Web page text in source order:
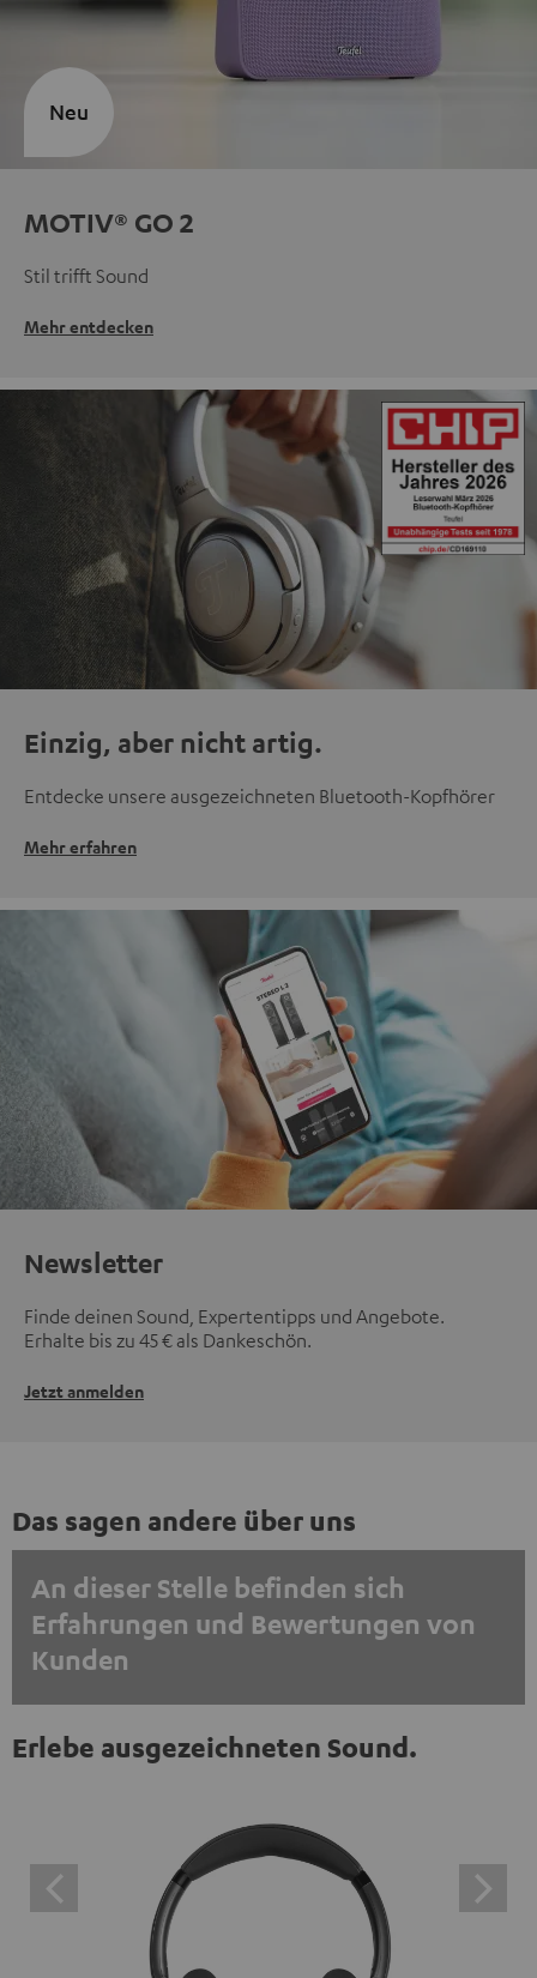
MOTIV® GO 2
Stil trifft Sound
Mehr entdecken
Neu
Einzig, aber nicht artig.
Entdecke unsere ausgezeichneten Bluetooth-Kopfhörer
Mehr erfahren
Newsletter
Finde deinen Sound, Expertentipps und Angebote.
Erhalte bis zu 45 € als Dankeschön.
Jetzt anmelden
Das sagen andere über uns
An dieser Stelle befinden sich
Erfahrungen und Bewertungen von
Kunden
EINMALIG ZUSTIMMEN UND ANZEIGEN
Trustpilot‑Bewertungen sind externe Inhalte. Der
externe Inhalt kann hier mit nur einem Klick angezeigt
werden. Mit dem Anklicken des Inhalts wird zugestimmt,
dass externe Inhalte angezeigt werden. Dabei können
personenbezogene Daten an Drittplattformen
Erlebe ausgezeichneten Sound.